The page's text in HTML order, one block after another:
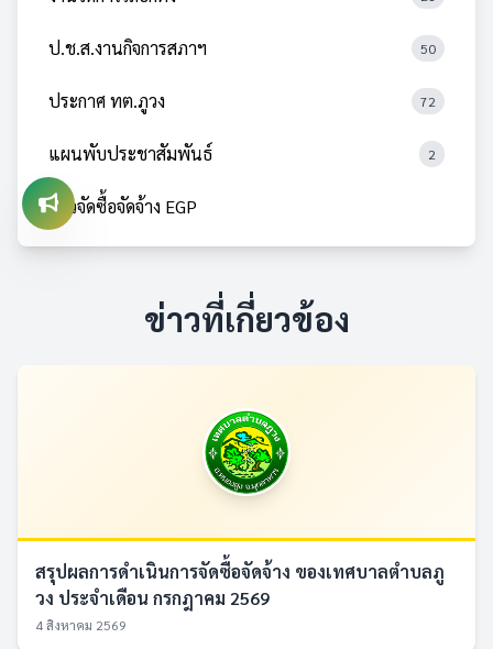
ป.ช.ส.งานกิจการสภาฯ 50
ประกาศ ทต.ภูวง 72
แผนพับประชาสัมพันธ์ 2
ข่าวจัดซื้อจัดจ้าง EGP
ข่าวที่เกี่ยวข้อง
สรุปผลการดำเนินการจัดซื้อจัดจ้าง ของเทศบาลตำบลภู
วง ประจำเดือน กรกฎาคม 2569
4 สิงหาคม 2569